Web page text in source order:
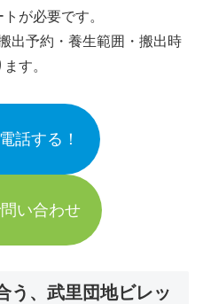
が必要です。
出予約・養生範囲・搬出時
す。
話する！
い合わせ
う、武里団地ビレッ